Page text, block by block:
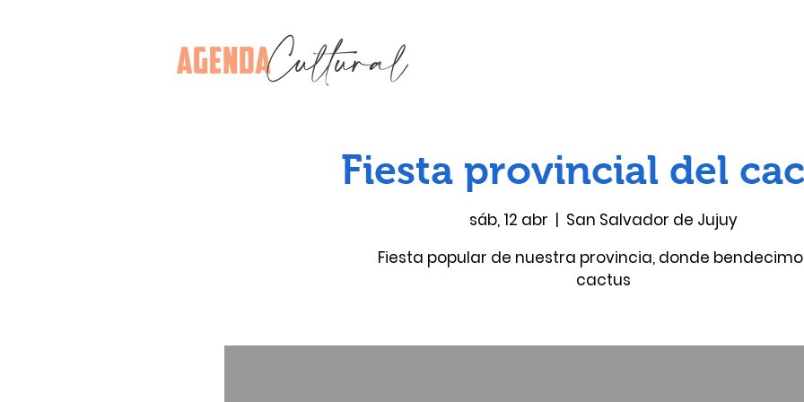
Fiesta provincial del
sáb, 12 abr
  |
San Salvador de Jujuy
Fiesta popular de nuestra provincia, donde
cactus